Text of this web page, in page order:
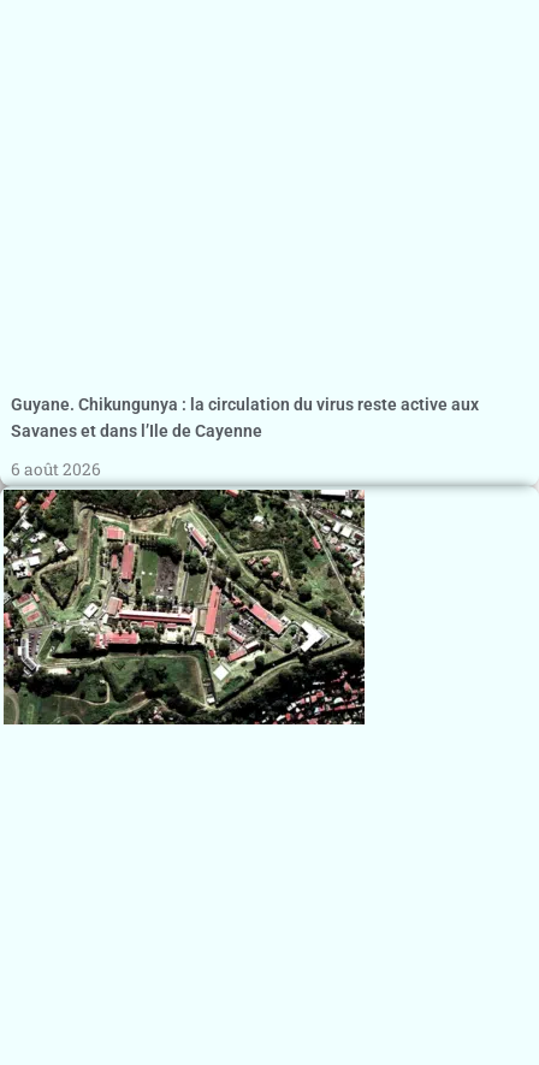
Guyane. Chikungunya : la circulation du virus reste active aux
Savanes et dans l’Ile de Cayenne
6 août 2026